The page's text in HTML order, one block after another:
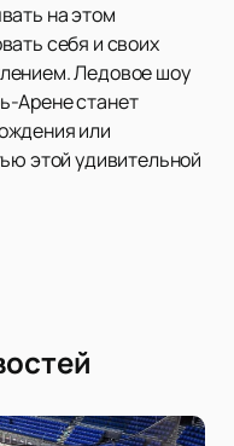
на этом
себя и своих
Ледовое шоу
Арене станет
или
этой удивительной